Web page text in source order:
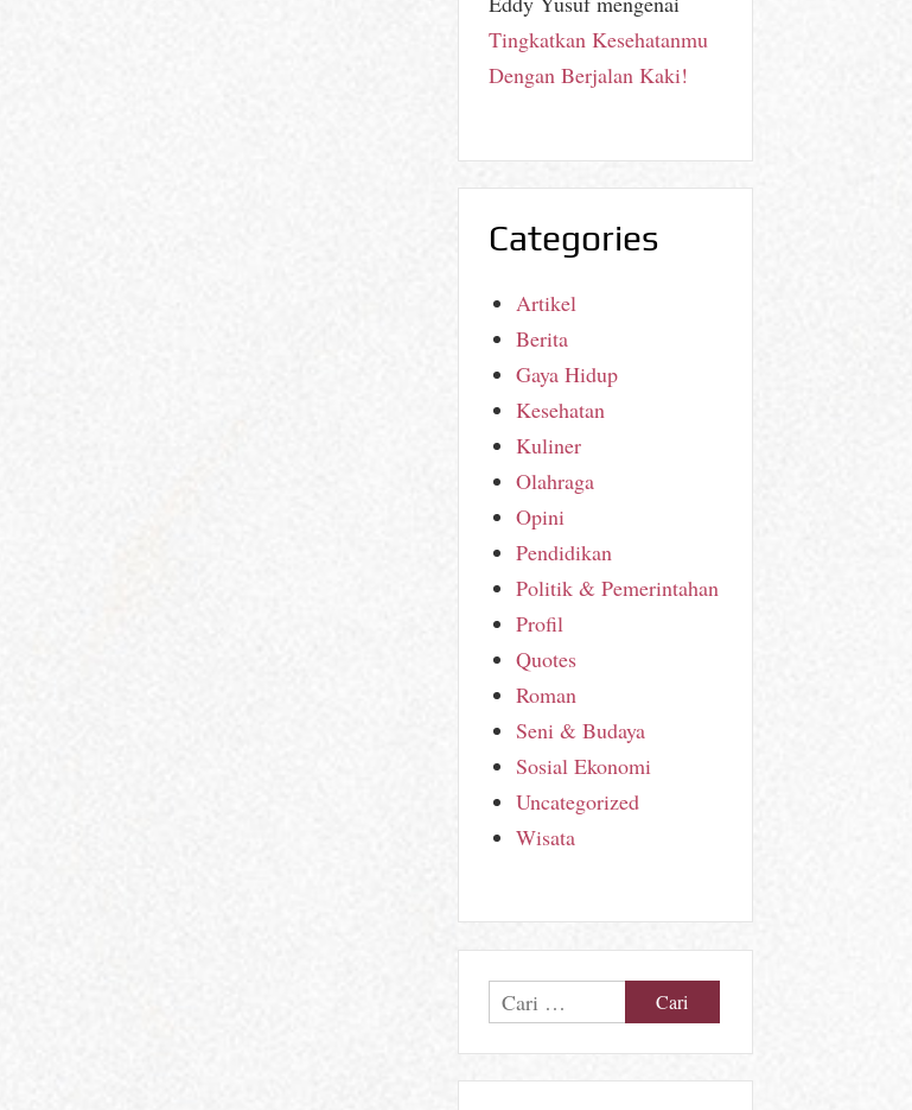
Tingkatkan Kesehatanmu
Dengan Berjalan Kaki!
Categories
Artikel
Berita
Gaya Hidup
Kesehatan
Kuliner
Olahraga
Opini
Pendidikan
Politik & Pemerintahan
Profil
Quotes
Roman
Seni & Budaya
Sosial Ekonomi
Uncategorized
Wisata
Cari
untuk: